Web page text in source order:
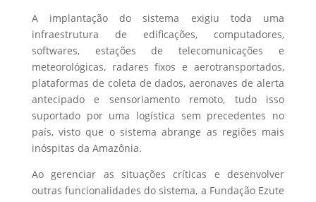
A implantação do sistema exigiu toda uma
infraestrutura de edificações, computadores,
softwares, estações de telecomunicações e
meteorológicas, radares fixos e aerotransportados,
plataformas de coleta de dados, aeronaves de alerta
antecipado e sensoriamento remoto, tudo isso
suportado por uma logística sem precedentes no
país, visto que o sistema abrange as regiões mais
inóspitas da Amazônia.
Ao gerenciar as situações críticas e desenvolver
outras funcionalidades do sistema, a Fundação Ezute